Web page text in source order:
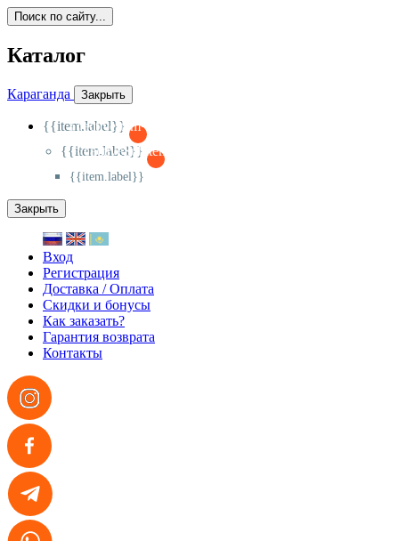
Поиск по сайту...
Каталог
Караганда Закрыть
{{item.label}}
{{activeItem==item.id?'-
{{item.label}}
{{activeSubitem==item.id?'-
{{item.label}}
Закрыть
Вход
Регистрация
Доставка / Оплата
Скидки и бонусы
Как заказать?
Гарантия возврата
Контакты